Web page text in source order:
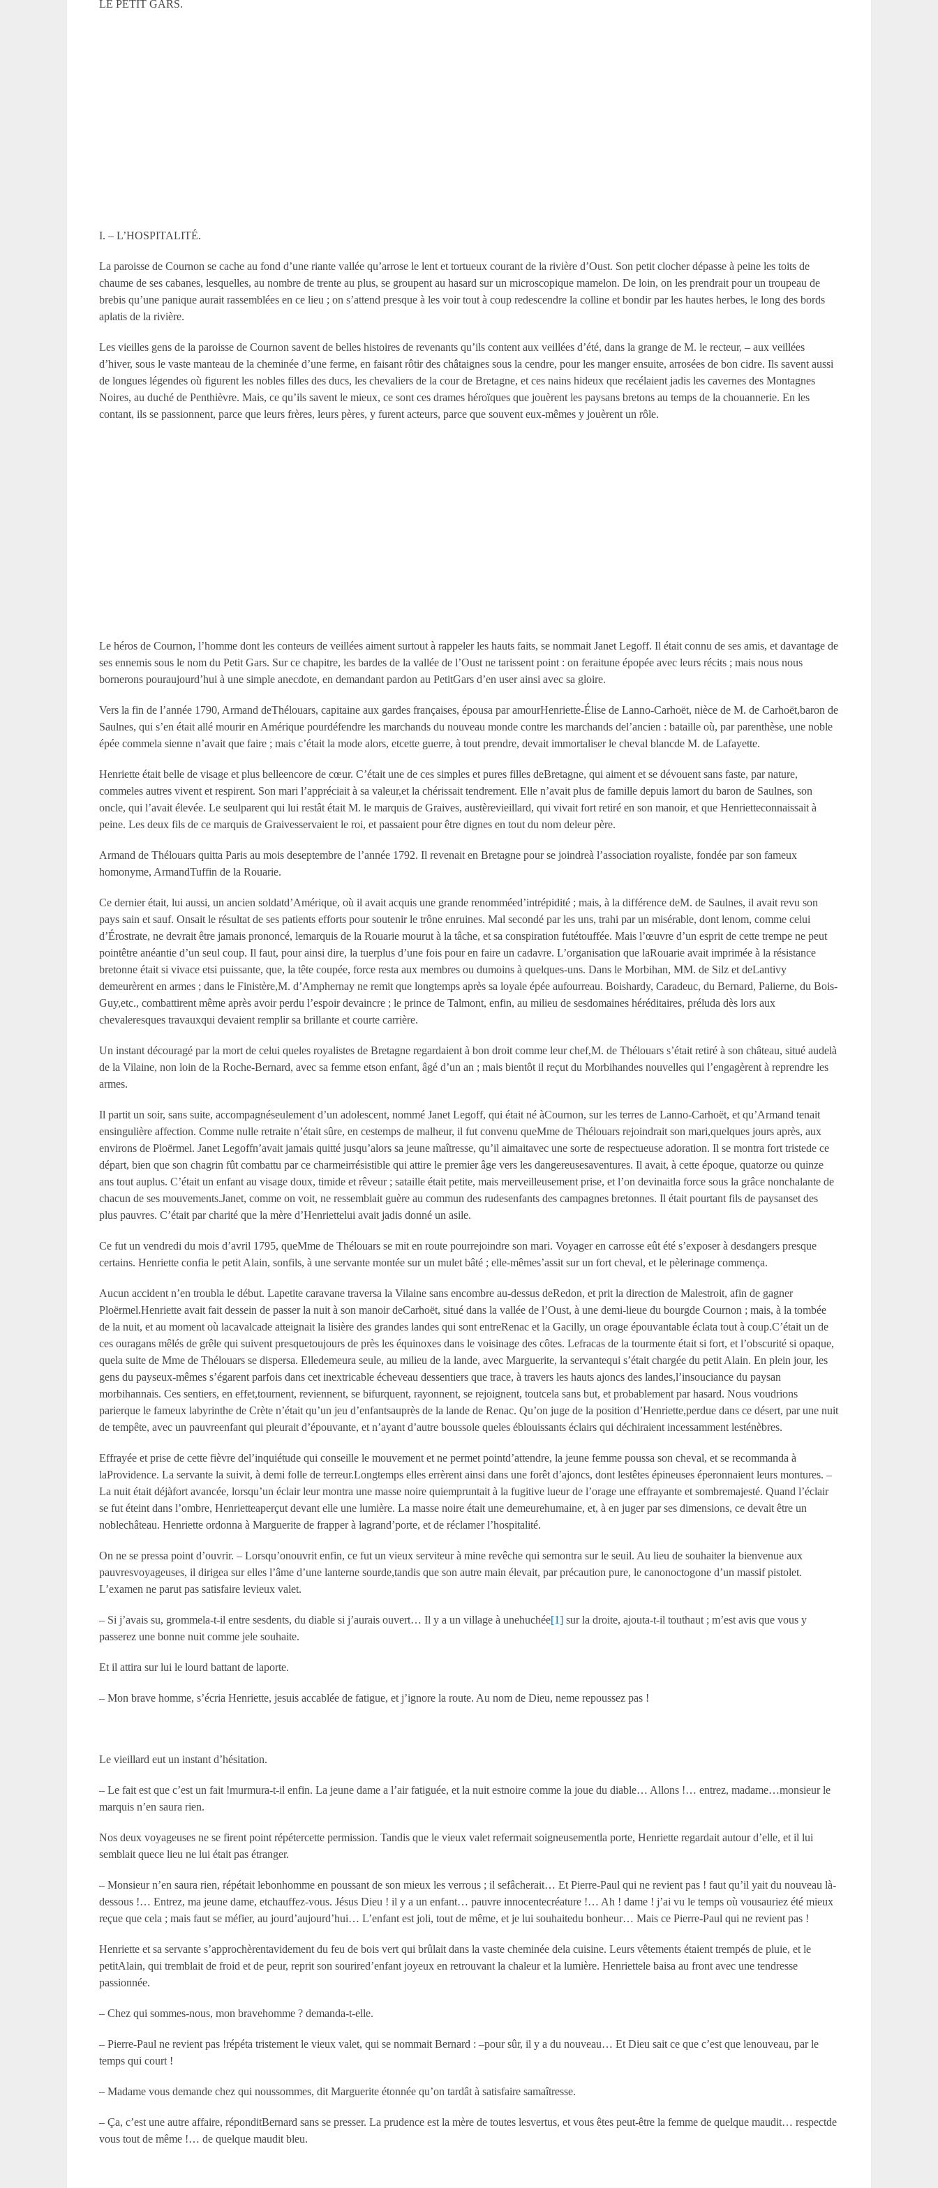
LE PETIT GARS.
I. – L’HOSPITALITÉ.
La paroisse de Cournon se cache au fond d’une riante vallée qu’arrose le lent et tortueux courant de la rivière d’Oust. Son petit clocher dépasse à peine les toits de
chaume de ses cabanes, lesquelles, au nombre de trente au plus, se groupent au hasard sur un microscopique mamelon. De loin, on les prendrait pour un troupeau de
brebis qu’une panique aurait rassemblées en ce lieu ; on s’attend presque à les voir tout à coup redescendre la colline et bondir par les hautes herbes, le long des bords
aplatis de la rivière.
Les vieilles gens de la paroisse de Cournon savent de belles histoires de revenants qu’ils content aux veillées d’été, dans la grange de M. le recteur, – aux veillées
d’hiver, sous le vaste manteau de la cheminée d’une ferme, en faisant rôtir des châtaignes sous la cendre, pour les manger ensuite, arrosées de bon cidre. Ils savent aussi
de longues légendes où figurent les nobles filles des ducs, les chevaliers de la cour de Bretagne, et ces nains hideux que recélaient jadis les cavernes des Montagnes
Noires, au duché de Penthièvre. Mais, ce qu’ils savent le mieux, ce sont ces drames héroïques que jouèrent les paysans bretons au temps de la chouannerie. En les
contant, ils se passionnent, parce que leurs frères, leurs pères, y furent acteurs, parce que souvent eux-mêmes y jouèrent un rôle.
Le héros de Cournon, l’homme dont les conteurs de veillées aiment surtout à rappeler les hauts faits, se nommait Janet Legoff. Il était connu de ses amis, et davantage de
ses ennemis sous le nom du Petit Gars. Sur ce chapitre, les bardes de la vallée de l’Oust ne tarissent point : on feraitune épopée avec leurs récits ; mais nous nous
bornerons pouraujourd’hui à une simple anecdote, en demandant pardon au PetitGars d’en user ainsi avec sa gloire.
Vers la fin de l’année 1790, Armand deThélouars, capitaine aux gardes françaises, épousa par amourHenriette-Élise de Lanno-Carhoët, nièce de M. de Carhoët,baron de
Saulnes, qui s’en était allé mourir en Amérique pourdéfendre les marchands du nouveau monde contre les marchands del’ancien : bataille où, par parenthèse, une noble
épée commela sienne n’avait que faire ; mais c’était la mode alors, etcette guerre, à tout prendre, devait immortaliser le cheval blancde M. de Lafayette.
Henriette était belle de visage et plus belleencore de cœur. C’était une de ces simples et pures filles deBretagne, qui aiment et se dévouent sans faste, par nature,
commeles autres vivent et respirent. Son mari l’appréciait à sa valeur,et la chérissait tendrement. Elle n’avait plus de famille depuis lamort du baron de Saulnes, son
oncle, qui l’avait élevée. Le seulparent qui lui restât était M. le marquis de Graives, austèrevieillard, qui vivait fort retiré en son manoir, et que Henrietteconnaissait à
peine. Les deux fils de ce marquis de Graivesservaient le roi, et passaient pour être dignes en tout du nom deleur père.
Armand de Thélouars quitta Paris au mois deseptembre de l’année 1792. Il revenait en Bretagne pour se joindreà l’association royaliste, fondée par son fameux
homonyme, ArmandTuffin de la Rouarie.
Ce dernier était, lui aussi, un ancien soldatd’Amérique, où il avait acquis une grande renomméed’intrépidité ; mais, à la différence deM. de Saulnes, il avait revu son
pays sain et sauf. Onsait le résultat de ses patients efforts pour soutenir le trône enruines. Mal secondé par les uns, trahi par un misérable, dont lenom, comme celui
d’Érostrate, ne devrait être jamais prononcé, lemarquis de la Rouarie mourut à la tâche, et sa conspiration futétouffée. Mais l’œuvre d’un esprit de cette trempe ne peut
pointêtre anéantie d’un seul coup. Il faut, pour ainsi dire, la tuerplus d’une fois pour en faire un cadavre. L’organisation que laRouarie avait imprimée à la résistance
bretonne était si vivace etsi puissante, que, la tête coupée, force resta aux membres ou dumoins à quelques-uns. Dans le Morbihan, MM. de Silz et deLantivy
demeurèrent en armes ; dans le Finistère,M. d’Amphernay ne remit que longtemps après sa loyale épée aufourreau. Boishardy, Caradeuc, du Bernard, Palierne, du Bois-
Guy,etc., combattirent même après avoir perdu l’espoir devaincre ; le prince de Talmont, enfin, au milieu de sesdomaines héréditaires, préluda dès lors aux
chevaleresques travauxqui devaient remplir sa brillante et courte carrière.
Un instant découragé par la mort de celui queles royalistes de Bretagne regardaient à bon droit comme leur chef,M. de Thélouars s’était retiré à son château, situé audelà
de la Vilaine, non loin de la Roche-Bernard, avec sa femme etson enfant, âgé d’un an ; mais bientôt il reçut du Morbihandes nouvelles qui l’engagèrent à reprendre les
armes.
Il partit un soir, sans suite, accompagnéseulement d’un adolescent, nommé Janet Legoff, qui était né àCournon, sur les terres de Lanno-Carhoët, et qu’Armand tenait
ensingulière affection. Comme nulle retraite n’était sûre, en cestemps de malheur, il fut convenu queMme de Thélouars rejoindrait son mari,quelques jours après, aux
environs de Ploërmel. Janet Legoffn’avait jamais quitté jusqu’alors sa jeune maîtresse, qu’il aimaitavec une sorte de respectueuse adoration. Il se montra fort tristede ce
départ, bien que son chagrin fût combattu par ce charmeirrésistible qui attire le premier âge vers les dangereusesaventures. Il avait, à cette époque, quatorze ou quinze
ans tout auplus. C’était un enfant au visage doux, timide et rêveur ; sataille était petite, mais merveilleusement prise, et l’on devinaitla force sous la grâce nonchalante de
chacun de ses mouvements.Janet, comme on voit, ne ressemblait guère au commun des rudesenfants des campagnes bretonnes. Il était pourtant fils de paysanset des
plus pauvres. C’était par charité que la mère d’Henriettelui avait jadis donné un asile.
Ce fut un vendredi du mois d’avril 1795, queMme de Thélouars se mit en route pourrejoindre son mari. Voyager en carrosse eût été s’exposer à desdangers presque
certains. Henriette confia le petit Alain, sonfils, à une servante montée sur un mulet bâté ; elle-mêmes’assit sur un fort cheval, et le pèlerinage commença.
Aucun accident n’en troubla le début. Lapetite caravane traversa la Vilaine sans encombre au-dessus deRedon, et prit la direction de Malestroit, afin de gagner
Ploërmel.Henriette avait fait dessein de passer la nuit à son manoir deCarhoët, situé dans la vallée de l’Oust, à une demi-lieue du bourgde Cournon ; mais, à la tombée
de la nuit, et au moment où lacavalcade atteignait la lisière des grandes landes qui sont entreRenac et la Gacilly, un orage épouvantable éclata tout à coup.C’était un de
ces ouragans mêlés de grêle qui suivent presquetoujours de près les équinoxes dans le voisinage des côtes. Lefracas de la tourmente était si fort, et l’obscurité si opaque,
quela suite de Mme de Thélouars se dispersa. Elledemeura seule, au milieu de la lande, avec Marguerite, la servantequi s’était chargée du petit Alain. En plein jour, les
gens du payseux-mêmes s’égarent parfois dans cet inextricable écheveau dessentiers que trace, à travers les hauts ajoncs des landes,l’insouciance du paysan
morbihannais. Ces sentiers, en effet,tournent, reviennent, se bifurquent, rayonnent, se rejoignent, toutcela sans but, et probablement par hasard. Nous voudrions
parierque le fameux labyrinthe de Crète n’était qu’un jeu d’enfantsauprès de la lande de Renac. Qu’on juge de la position d’Henriette,perdue dans ce désert, par une nuit
de tempête, avec un pauvreenfant qui pleurait d’épouvante, et n’ayant d’autre boussole queles éblouissants éclairs qui déchiraient incessamment lesténèbres.
Effrayée et prise de cette fièvre del’inquiétude qui conseille le mouvement et ne permet pointd’attendre, la jeune femme poussa son cheval, et se recommanda à
laProvidence. La servante la suivit, à demi folle de terreur.Longtemps elles errèrent ainsi dans une forêt d’ajoncs, dont lestêtes épineuses éperonnaient leurs montures. –
La nuit était déjàfort avancée, lorsqu’un éclair leur montra une masse noire quiempruntait à la fugitive lueur de l’orage une effrayante et sombremajesté. Quand l’éclair
se fut éteint dans l’ombre, Henrietteaperçut devant elle une lumière. La masse noire était une demeurehumaine, et, à en juger par ses dimensions, ce devait être un
noblechâteau. Henriette ordonna à Marguerite de frapper à lagrand’porte, et de réclamer l’hospitalité.
On ne se pressa point d’ouvrir. – Lorsqu’onouvrit enfin, ce fut un vieux serviteur à mine revêche qui semontra sur le seuil. Au lieu de souhaiter la bienvenue aux
pauvresvoyageuses, il dirigea sur elles l’âme d’une lanterne sourde,tandis que son autre main élevait, par précaution pure, le canonoctogone d’un massif pistolet.
L’examen ne parut pas satisfaire levieux valet.
– Si j’avais su, grommela-t-il entre sesdents, du diable si j’aurais ouvert… Il y a un village à unehuchée[1] sur la droite, ajouta-t-il touthaut ; m’est avis que vous y
passerez une bonne nuit comme jele souhaite.
Et il attira sur lui le lourd battant de laporte.
– Mon brave homme, s’écria Henriette, jesuis accablée de fatigue, et j’ignore la route. Au nom de Dieu, neme repoussez pas !
Le vieillard eut un instant d’hésitation.
– Le fait est que c’est un fait !murmura-t-il enfin. La jeune dame a l’air fatiguée, et la nuit estnoire comme la joue du diable… Allons !… entrez, madame…monsieur le
marquis n’en saura rien.
Nos deux voyageuses ne se firent point répétercette permission. Tandis que le vieux valet refermait soigneusementla porte, Henriette regardait autour d’elle, et il lui
semblait quece lieu ne lui était pas étranger.
– Monsieur n’en saura rien, répétait lebonhomme en poussant de son mieux les verrous ; il sefâcherait… Et Pierre-Paul qui ne revient pas ! faut qu’il yait du nouveau là-
dessous !… Entrez, ma jeune dame, etchauffez-vous. Jésus Dieu ! il y a un enfant… pauvre innocentecréature !… Ah ! dame ! j’ai vu le temps où vousauriez été mieux
reçue que cela ; mais faut se méfier, au jourd’aujourd’hui… L’enfant est joli, tout de même, et je lui souhaitedu bonheur… Mais ce Pierre-Paul qui ne revient pas !
Henriette et sa servante s’approchèrentavidement du feu de bois vert qui brûlait dans la vaste cheminée dela cuisine. Leurs vêtements étaient trempés de pluie, et le
petitAlain, qui tremblait de froid et de peur, reprit son sourired’enfant joyeux en retrouvant la chaleur et la lumière. Henriettele baisa au front avec une tendresse
passionnée.
– Chez qui sommes-nous, mon bravehomme ? demanda-t-elle.
– Pierre-Paul ne revient pas !répéta tristement le vieux valet, qui se nommait Bernard : –pour sûr, il y a du nouveau… Et Dieu sait ce que c’est que lenouveau, par le
temps qui court !
– Madame vous demande chez qui noussommes, dit Marguerite étonnée qu’on tardât à satisfaire samaîtresse.
– Ça, c’est une autre affaire, réponditBernard sans se presser. La prudence est la mère de toutes lesvertus, et vous êtes peut-être la femme de quelque maudit… respectde
vous tout de même !… de quelque maudit bleu.